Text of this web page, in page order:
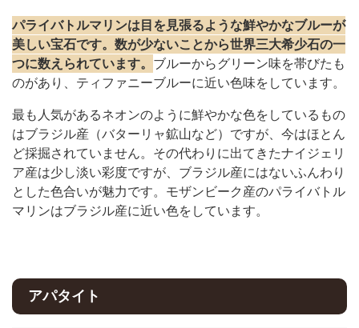
パライバトルマリンは目を見張るような鮮やかなブルーが
美しい宝石です。数が少ないことから世界三大希少石の一
つに数えられています。 ブルーからグリーン味を帯びたも
のがあり、ティファニーブルーに近い色味をしています。
最も人気があるネオンのように鮮やかな色をしているもの
はブラジル産（バターリャ鉱山など）ですが、今はほとん
ど採掘されていません。その代わりに出てきたナイジェリ
ア産は少し淡い彩度ですが、ブラジル産にはないふんわり
とした色合いが魅力です。モザンビーク産のパライバトル
マリンはブラジル産に近い色をしています。
アパタイト